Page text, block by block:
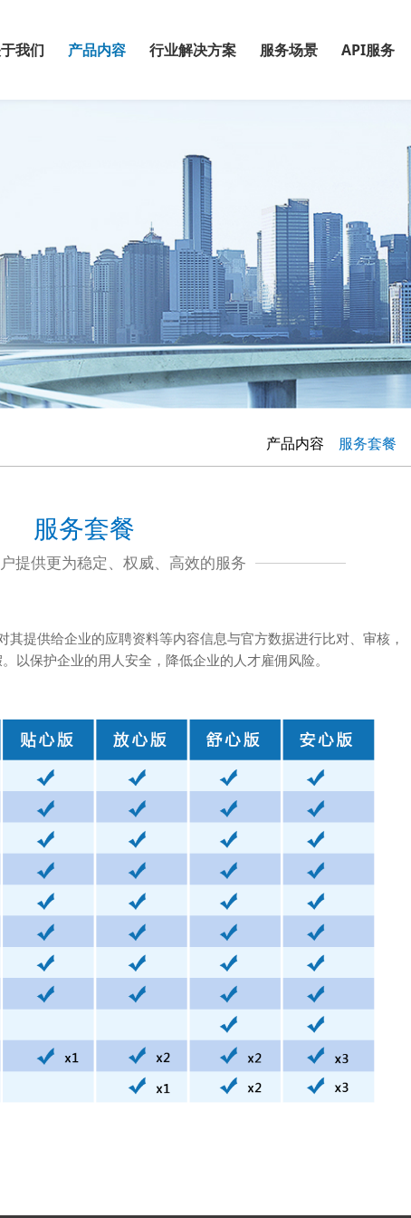
我们 产品内容 行业解决方案 服务场景 API服务
产品内容 服务套餐
服务套餐
提供更为稳定、权威、高效的服务
其提供给企业的应聘资料等内容信息与官方数据进行比对、审核，
以保护企业的用人安全，降低企业的人才雇佣风险。